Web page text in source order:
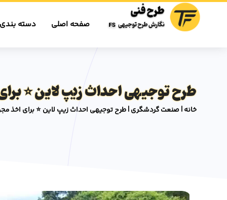
صفحه اصلی دسته
طرح توجیهی احداث زیپ لاین ⭐️
خانه|صنعت گردشگری|طرح توجیهی احداث زیپ لاین ⭐️ برای اخذ